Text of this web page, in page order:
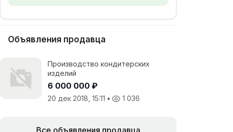
Объявления продавца
Производство кондитерских
изделий
6 000 000 ₽
20 дек 2018, 15:11 • 1 036
Все объявления продавца